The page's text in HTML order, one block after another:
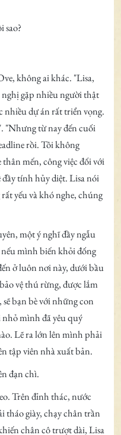
sao?
không ai khác. "Lisa,
gặp nhiều người thật
nhiều dự án rất triển vọng.
"Nhưng từ nay đến cuối
rồi. Tôi không
mến, công việc đối với
tính hủy diệt. Lisa nói
yếu và khó nghe, chúng
một ý nghĩ đầy ngẫu
mình biến khỏi đống
ở luôn nơi này, dưới bầu
vệ thú rừng, được lắm
bạn bè với những con
mình đã yêu quý
Lẽ ra lớn lên mình phải
tập viên nhà xuất bản.
đạn chì.
Trên đỉnh thác, nước
tháo giày, chạy chân trần
chân cô trượt dài, Lisa